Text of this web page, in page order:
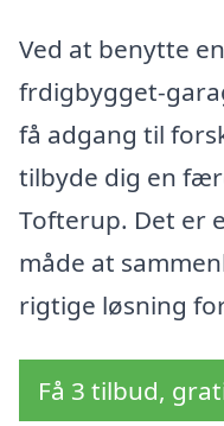
Ved at benytte
frdigbygget-
få adgang til
tilbyde dig en
Tofterup. Det er
måde at
rigtige løsning
Få 3 tilbud,